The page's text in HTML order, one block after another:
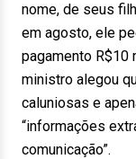
nome, de seus
em agosto, ele
pagamento R$10
ministro alegou
caluniosas e
“informações
comunicação”.